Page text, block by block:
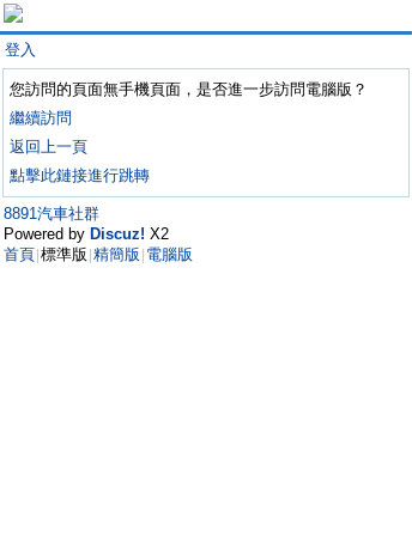
登入
您訪問的頁面無手機頁面，是否進一步訪問電腦版？
繼續訪問
返回上一頁
點擊此鏈接進行跳轉
8891汽車社群
Powered by Discuz! X2
首頁 標準版 精簡版 電腦版